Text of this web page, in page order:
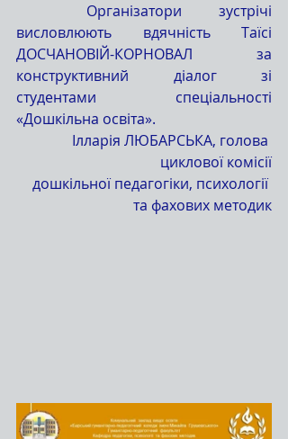
висловлюють вдячність Таїсі
ДОСЧАНОВІЙ-КОРНОВАЛ за
конструктивний діалог зі
студентами спеціальності
«Дошкільна освіта».
Ілларія ЛЮБАРСЬКА, голова
циклової комісії
дошкільної педагогіки, психології
та фахових методик